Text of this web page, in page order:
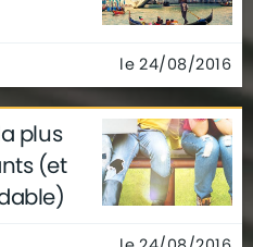
le 24/08/2016
plus
(et